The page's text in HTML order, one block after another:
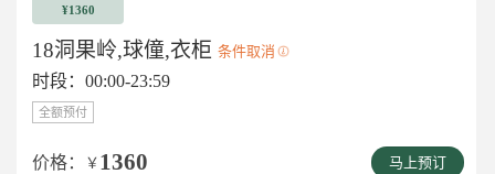
¥1360
18洞果岭,球僮,衣柜 条件取消
时段：00:00-23:59
全额预付
价格： ￥ 1360 马上预订